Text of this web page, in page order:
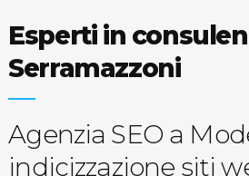
Esperti in
Serramazzoni
Agenzia SEO a
indicizzazione siti